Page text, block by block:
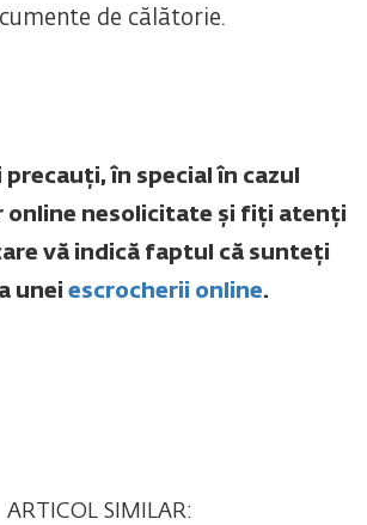
de călătorie.
precauți, în special în cazul
online nesolicitate și fiți atenți
vă indică faptul că sunteți
unei escrocherii online.
ARTICOL SIMILAR: